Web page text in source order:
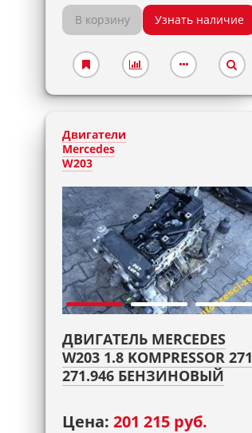
В корзину Узнать наличие
Двигатели
Mercedes
W203
ДВИГАТЕЛЬ MERCEDES
W203 1.8 KOMPRESSOR 271
271.946 БЕНЗИНОВЫЙ
Цена: 201 215 руб.